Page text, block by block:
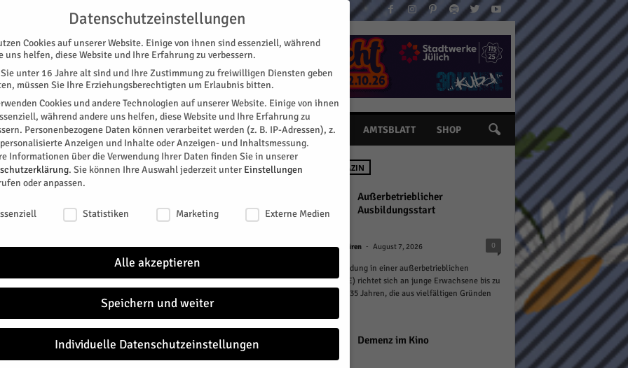
KONTAKT
SPEZIAL E-PAPER KINO GALERIE TERMINE AMTSBLATT SHOP
so einfach zu lösen
so einfach zu lösen
auch berechtigter Unzufriedenheit, mit der
Resultaten, findet sich die Möglichkeit,
intern, sich als geeigneterer Krisenstratege zu
NEU IM MAGAZIN
Außerbetrieblicher
Ausbildungsstart
Region Kreis Düren - August 7, 2026 0
Die Berufsausbildung in einer außerbetrieblichen
Einrichtung (BaE) richtet sich an junge Erwachsene bis zu
einem Alter von 35 Jahren, die aus vielfältigen Gründen
Demenz im Kino
Datenschutzeinstellungen
Cookies auf unserer Website. Einige von ihnen sind essenziell, während
uns helfen, diese Website und Ihre Erfahrung zu verbessern.
unter 16 Jahre alt sind und Ihre Zustimmung zu freiwilligen Diensten geben
müssen Sie Ihre Erziehungsberechtigten um Erlaubnis bitten.
Cookies und andere Technologien auf unserer Website. Einige von ihnen
während andere uns helfen, diese Website und Ihre Erfahrung zu
Personenbezogene Daten können verarbeitet werden (z. B. IP-Adressen), z.
Anzeigen und Inhalte oder Anzeigen- und Inhaltsmessung.
Informationen über die Verwendung Ihrer Daten finden Sie in unserer
. Sie können Ihre Auswahl jederzeit unter Einstellungen
oder anpassen.
Statistiken Marketing Externe Medien
Alle akzeptieren
Speichern und weiter
Individuelle Datenschutzeinstellungen